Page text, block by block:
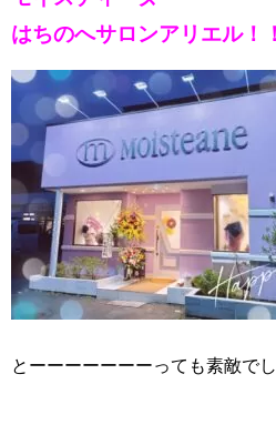
はちのへサロンアリエル！！
とーーーーーーーっても素敵で